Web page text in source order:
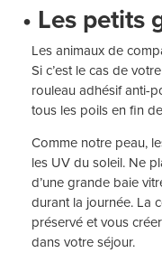
• Les petits
Les animaux de
Si c’est le cas de
rouleau adhésif anti-
tous les poils en fin
Comme notre peau,
les UV du soleil. Ne
d’une grande baie
durant la journée. La
préservé et vous
dans votre séjour.